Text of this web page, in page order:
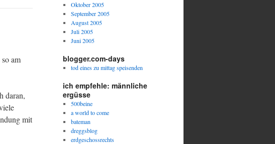
am
daran,
mit
Oktober 2005
September 2005
August 2005
Juli 2005
Juni 2005
blogger.com-days
tod eines zu mittag speisenden
ich empfehle: männliche
ergüsse
500beine
a world to come
bateman
dreggsblog
erdgeschossrechts